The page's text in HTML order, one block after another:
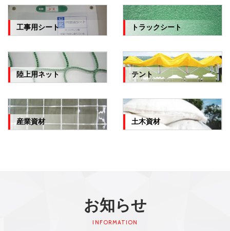
工事用シート トラックシート
陸上用ネット テント
産業資材 土木資材
お知らせ
INFORMATION